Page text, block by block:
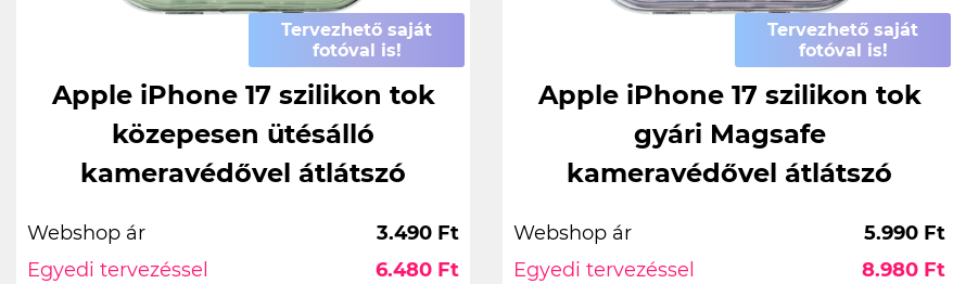
Tervezhető saját
fotóval is!
Apple iPhone 17 szilikon tok
közepesen ütésálló
kameravédővel átlátszó
Webshop ár
3.490 Ft
Egyedi tervezéssel
6.480 Ft
Tervezhető saját
fotóval is!
Apple iPhone 17 szilikon tok
gyári Magsafe
kameravédővel átlátszó
Webshop ár
5.990 Ft
Egyedi tervezéssel
8.980 Ft